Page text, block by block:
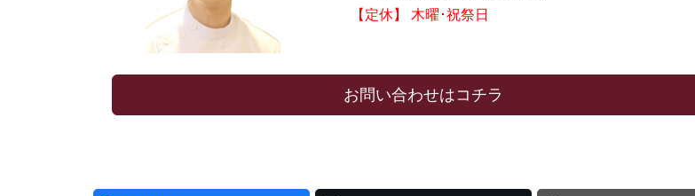
【定休】 木曜･祝祭日
お問い合わせはコチラ